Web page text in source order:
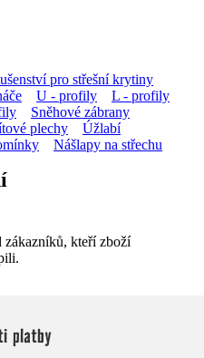
pro střešní krytiny
U - profily
L - profily
Sněhové zábrany
plechy
Úžlabí
Nášlapy na střechu
zákazníků, kteří zboží
platby